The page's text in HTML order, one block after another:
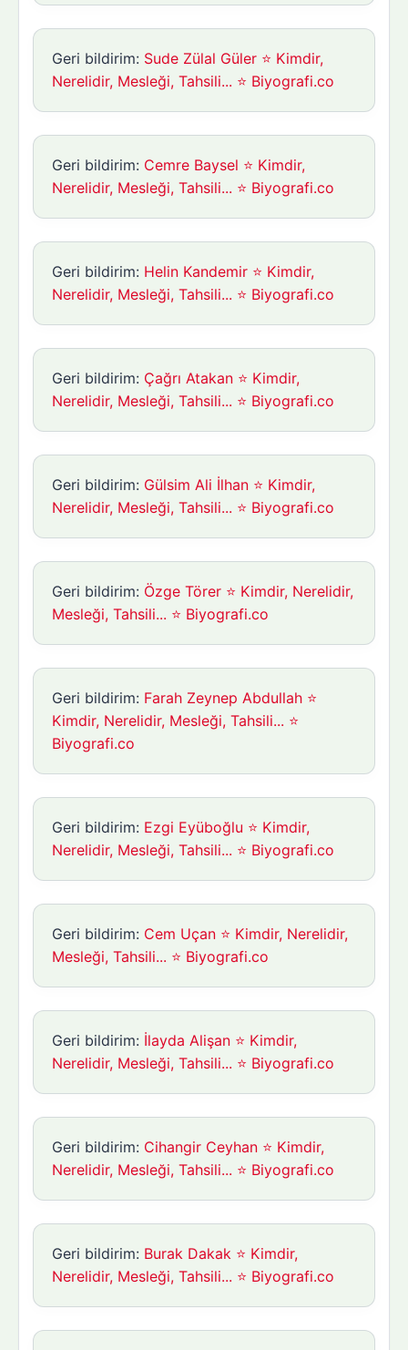
Geri bildirim: Sude Zülal Güler ⭐ Kimdir,
Nerelidir, Mesleği, Tahsili... ⭐ Biyografi.co
Geri bildirim: Cemre Baysel ⭐ Kimdir,
Nerelidir, Mesleği, Tahsili... ⭐ Biyografi.co
Geri bildirim: Helin Kandemir ⭐ Kimdir,
Nerelidir, Mesleği, Tahsili... ⭐ Biyografi.co
Geri bildirim: Çağrı Atakan ⭐ Kimdir,
Nerelidir, Mesleği, Tahsili... ⭐ Biyografi.co
Geri bildirim: Gülsim Ali İlhan ⭐ Kimdir,
Nerelidir, Mesleği, Tahsili... ⭐ Biyografi.co
Geri bildirim: Özge Törer ⭐ Kimdir, Nerelidir,
Mesleği, Tahsili... ⭐ Biyografi.co
Geri bildirim: Farah Zeynep Abdullah ⭐
Kimdir, Nerelidir, Mesleği, Tahsili... ⭐
Biyografi.co
Geri bildirim: Ezgi Eyüboğlu ⭐ Kimdir,
Nerelidir, Mesleği, Tahsili... ⭐ Biyografi.co
Geri bildirim: Cem Uçan ⭐ Kimdir, Nerelidir,
Mesleği, Tahsili... ⭐ Biyografi.co
Geri bildirim: İlayda Alişan ⭐ Kimdir,
Nerelidir, Mesleği, Tahsili... ⭐ Biyografi.co
Geri bildirim: Cihangir Ceyhan ⭐ Kimdir,
Nerelidir, Mesleği, Tahsili... ⭐ Biyografi.co
Geri bildirim: Burak Dakak ⭐ Kimdir,
Nerelidir, Mesleği, Tahsili... ⭐ Biyografi.co